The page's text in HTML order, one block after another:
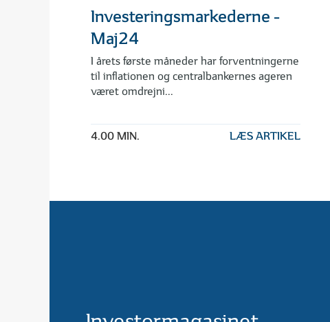
Investeringsmarkederne -
Maj24
I årets første måneder har forventningerne
til inflationen og centralbankernes ageren
været omdrejni...
4.00 MIN. LÆS ARTIKEL